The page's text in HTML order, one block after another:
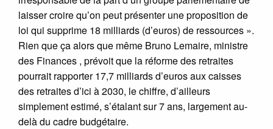
laisser croire qu’on peut présenter une proposition de
loi qui supprime 18 milliards (d’euros) de ressources ».
Rien que ça alors que même Bruno Lemaire, ministre
des Finances , prévoit que la réforme des retraites
pourrait rapporter 17,7 milliards d’euros aux caisses
des retraites d’ici à 2030, le chiffre, d’ailleurs
simplement estimé, s’étalant sur 7 ans, largement au-
delà du cadre budgétaire.